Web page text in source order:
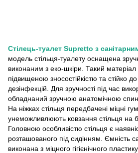
Стілець-туалет Supretto з
модель стільця-туалету оснащена
виконаним з еко-шкіри. Такий матеріал
підвищеною зносостійкістю та стійко
дезінфекцій. Для зручності під час
обладнаний зручною анатомічною
На ніжках стільця передбачені міцні
унеможливлюють ковзання стільця на
Головною особливістю стільця є
розташованого під сидінням. Ємність
виконана з міцного гігієнічного